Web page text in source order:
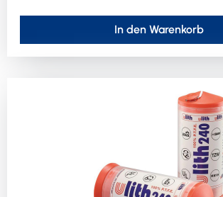
In den Warenkorb